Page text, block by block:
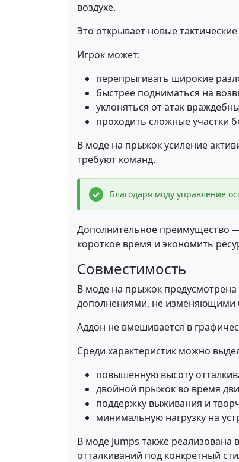
воздухе.
Это открывает новые
Игрок может:
перепрыгивать широкие
быстрее подниматься на
уклоняться от атак
проходить сложные участки
В моде на прыжок усиление
требуют команд.
Благодаря моду управление
Дополнительное преимущество
короткое время и экономить
Совместимость
В моде на прыжок
дополнениями, не изменяющими
Аддон не вмешивается в
Среди характеристик можно
повышенную высоту
двойной прыжок во время
поддержку выживания и
минимальную нагрузку на
В моде Jumps также реализована
отталкиваний под конкретный